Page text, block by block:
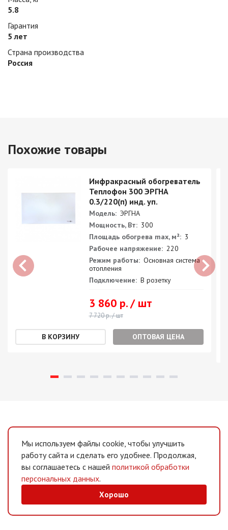
5.8
Гарантия
5 лет
Страна производства
Россия
Похожие товары
Инфракрасный обогреватель
Теплофон 300 ЭРГНА
0.3/220(п) инд. уп.
Модель: ЭРГНА
Мощность, Вт: 300
Площадь обогрева max, м²: 3
Рабочее напряжение: 220
Режим работы: Основная система
отопления
Подключение: В розетку
3 860 р. / шт
7 720 р. / шт
ОПТОВАЯ ЦЕНА
Мы используем файлы cookie, чтобы улучшить
работу сайта и сделать его удобнее. Продолжая,
вы соглашаетесь с нашей политикой обработки
персональных данных.
Хорошо